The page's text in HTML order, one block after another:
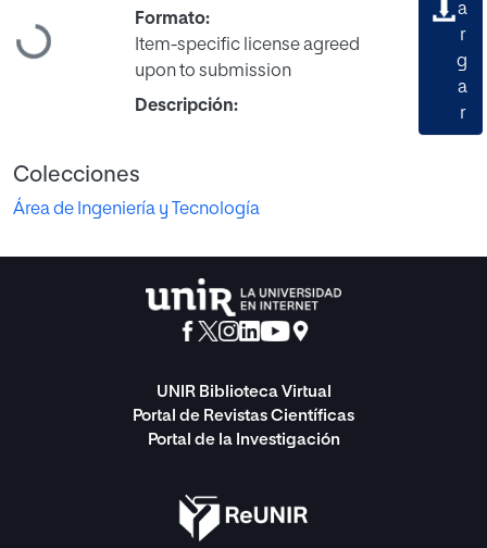
Cargando...
Formato:
Item-specific license agreed
upon to submission
Descripción:
a
r
g
a
r
Colecciones
Área de Ingeniería y Tecnología
UNIR Biblioteca Virtual
Portal de Revistas Científicas
Portal de la Investigación